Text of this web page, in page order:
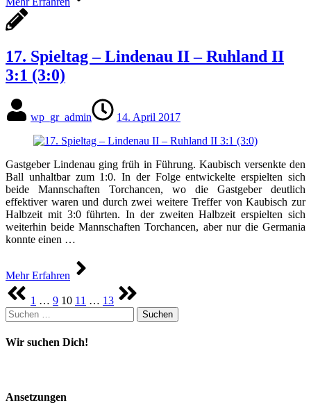
17. Spieltag – Lindenau II – Ruhland II
3:1 (3:0)
wp_gr_admin 14. April 2017
Gastgeber Lindenau ging früh in Führung. Kaubisch versenkte den
Ball unhaltbar zum 1:0. In der Folge entwickelte erspielten sich
beide Mannschaften Torchancen, wo die Gastgeber deutlich
effektiver waren und durch zwei weitere Treffer von Kaubisch zur
Halbzeit mit 3:0 führten. In der zweiten Halbzeit erspielten sich
weiterhin beide Mannschaften Torchancen, aber nur die Germania
konnte einen …
Mehr Erfahren
Seitennummerierung
der
Beiträge
1 … 9 10 11 … 13
Suchen
nach:
Wir suchen Dich!
Ansetzungen